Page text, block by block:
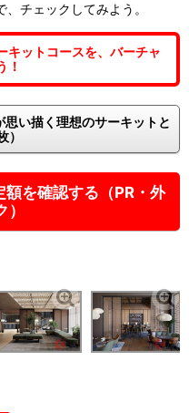
チェックしてみよう。
キットコースを、バーチャ
！
い描く理想のサーキットと
）
額を確認する（PR・外